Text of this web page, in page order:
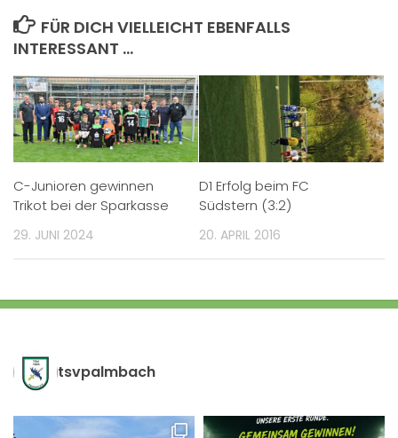
FÜR DICH VIELLEICHT EBENFALLS
INTERESSANT …
C-Junioren gewinnen
Trikot bei der Sparkasse
29. JUNI 2024
D1 Erfolg beim FC
Südstern (3:2)
20. APRIL 2016
tsvpalmbach